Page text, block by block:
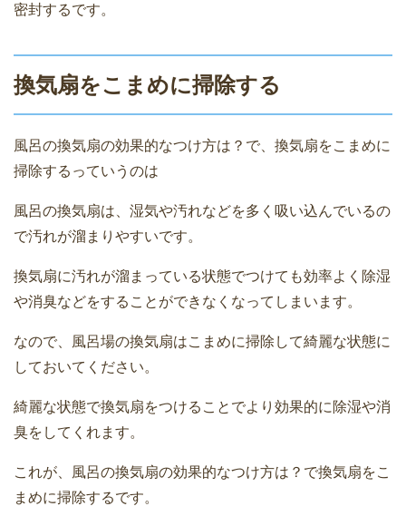
密封するです。
換気扇をこまめに掃除する
風呂の換気扇の効果的なつけ方は？で、換気扇をこまめに
掃除するっていうのは
風呂の換気扇は、湿気や汚れなどを多く吸い込んでいるの
で汚れが溜まりやすいです。
換気扇に汚れが溜まっている状態でつけても効率よく除湿
や消臭などをすることができなくなってしまいます。
なので、風呂場の換気扇はこまめに掃除して綺麗な状態に
しておいてください。
綺麗な状態で換気扇をつけることでより効果的に除湿や消
臭をしてくれます。
これが、風呂の換気扇の効果的なつけ方は？で換気扇をこ
まめに掃除するです。